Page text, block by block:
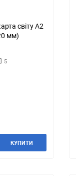
світу А2
мм)
5
КУПИТИ